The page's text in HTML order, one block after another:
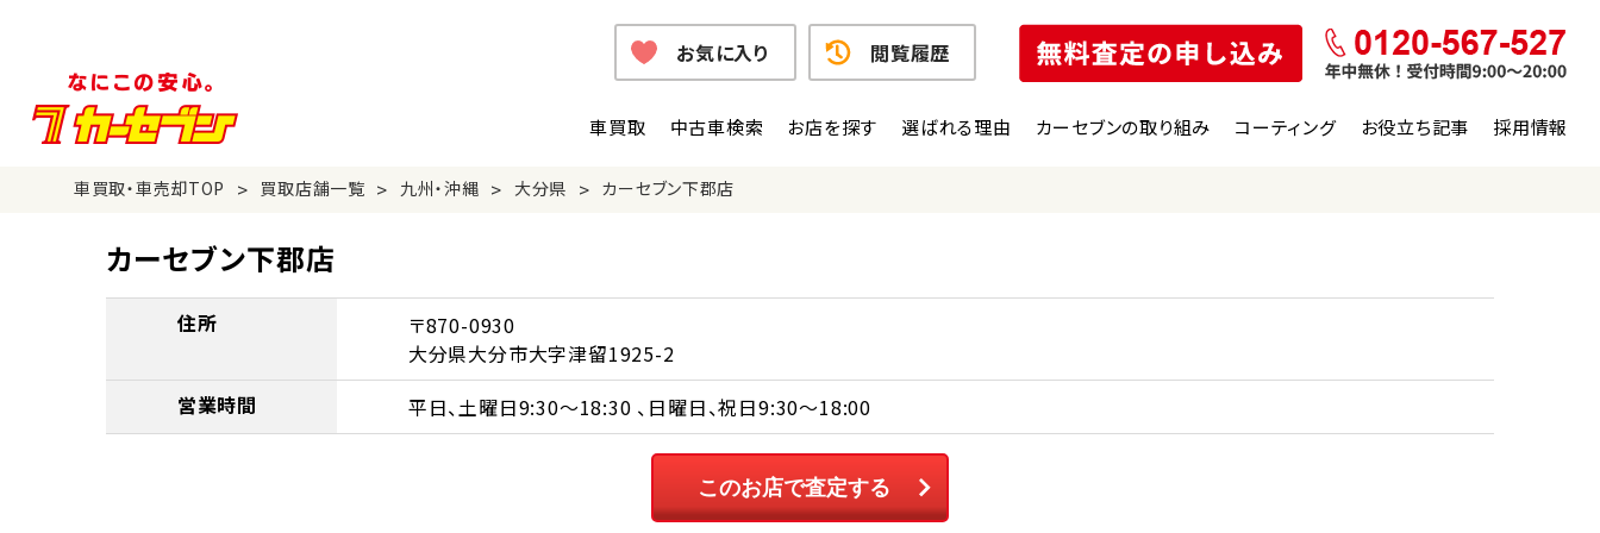
車買取 中古車検索 お店を探す 選ばれる理由 カーセブンの取り組み コーティング お役立ち記事 採用情報
お気に入り 閲覧履歴
車買取・車売却TOP > 買取店舗一覧 > 九州・沖縄 > 大分県 > カーセブン下郡店
カーセブン下郡店
住所
〒870-0930
大分県大分市大字津留1925-2
営業時間
平日、土曜日9:30～18:30 、日曜日、祝日9:30～18:00
このお店で査定する